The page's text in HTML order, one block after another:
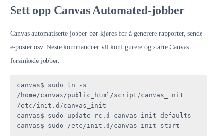
Sett opp Canvas Automated-jobber
Canvas automatiserte jobber bør kjøres for å generere rapporter, sende
e-poster osv. Neste kommandoer vil konfigurere og starte Canvas
forsinkede jobber.
canvas$ sudo ln -s
/home/canvas/public_html/script/canvas_init
/etc/init.d/canvas_init
canvas$ sudo update-rc.d canvas_init defaults
canvas$ sudo /etc/init.d/canvas_init start